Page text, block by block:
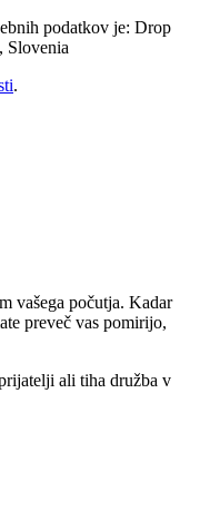
podatkov je: Drop
Slovenia
.
vašega počutja. Kadar
preveč vas pomirijo,
ali tiha družba v